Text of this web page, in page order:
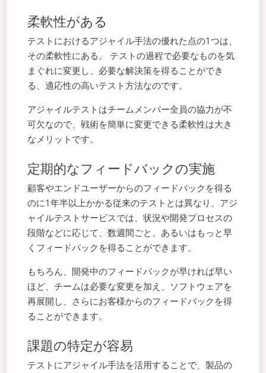
柔軟性がある
テストにおけるアジャイル手法の優れた点の1つは、
その柔軟性にある。 テストの過程で必要なものを気
まぐれに変更し、必要な解決策を得ることができ
る、適応性の高いテスト方法なのです。
アジャイルテストはチームメンバー全員の協力が不
可欠なので、戦術を簡単に変更できる柔軟性は大き
なメリットです。
定期的なフィードバックの実施
顧客やエンドユーザーからのフィードバックを得る
のに1年半以上かかる従来のテストとは異なり、アジ
ャイルテストサービスでは、状況や開発プロセスの
段階などに応じて、数週間ごと、あるいはもっと早
くフィードバックを得ることができます。
もちろん、開発中のフィードバックが早ければ早い
ほど、チームは必要な変更を加え、ソフトウェアを
再展開し、さらにお客様からのフィードバックを得
ることができます。
課題の特定が容易
テストにアジャイル手法を活用することで、製品の